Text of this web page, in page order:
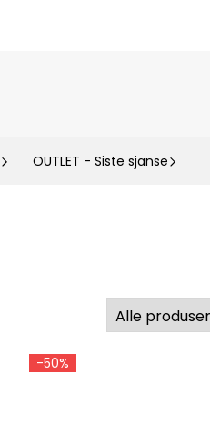
OUTLET - Siste sjanse
-50%